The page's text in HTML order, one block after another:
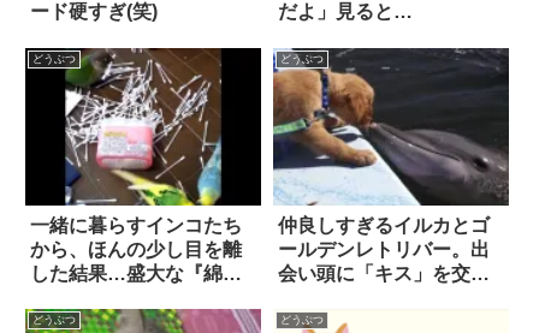
ード硬すぎ(笑)
だよ」見ると…
どうぶつ
一緒に暮らすインコたち
から、ほんの少し目を離
した結果…盛大な『綿棒
てしまった！！
どうぶつ
仲良しすぎるイルカとゴ
ールデンレトリバー。出
会い頭に「キス」を交わ
それとも…！？
どうぶつ どうぶつ